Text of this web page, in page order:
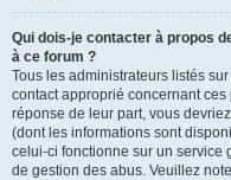
Qui dois-je contacter à propos
à ce forum ?
Tous les administrateurs listés
contact approprié concernant
réponse de leur part, vous
(dont les informations sont
celui-ci fonctionne sur un service
de gestion des abus. Veuillez